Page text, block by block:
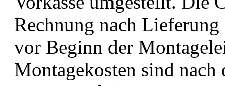
Rechnung nach
vor Beginn der
Montagekosten sind nach